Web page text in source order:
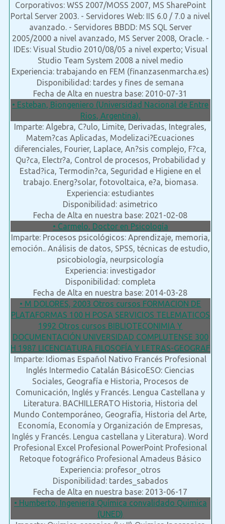
Corporativos: WSS 2007/MOSS 2007, MS SharePoint
Portal Server 2003. - Servidores Web: IIS 6.0 / 7.0 a nivel
avanzado. - Servidores BBDD: MS SQL Server
2005/2000 a nivel avanzado, MS Server 2008, Oracle. -
IDEs: Visual Studio 2010/08/05 a nivel experto; Visual
Studio Team System 2008 a nivel medio
Experiencia: trabajando en FEM (finanzasenmarcha.es)
Disponibilidad: tardes y fines de semana
Fecha de Alta en nuestra base: 2010-07-31
• Esteban, Biongeniero (Universidad Nacional de Entre
Rios, Argentina).
Imparte: Algebra, C?ulo, Limite, Derivadas, Integrales,
Matem?cas Aplicadas, Modelizaci?Ecuaciones
diferenciales, Fourier, Laplace, An?sis complejo, F?ca,
Qu?ca, Electr?a, Control de procesos, Probabilidad y
Estad?ica, Termodin?ca, Seguridad e Higiene en el
trabajo. Energ?solar, fotovoltaica, e?a, biomasa.
Experiencia: estudiantes
Disponibilidad: asimetrico
Fecha de Alta en nuestra base: 2021-02-08
• Carmelo, Doctor en Psicología
Imparte: Procesos psicológicos: Aprendizaje, memoria,
emoción.. Análisis de datos, SPSS, técnicas de estudio,
psicobiología, neurpsicología
Experiencia: investigador
Disponibilidad: completa
Fecha de Alta en nuestra base: 2014-03-28
• M DOLORES, 2003 Otros cursos FORMACION DE
PLATAFORMAS 100 H POSA SERVICIOS TELEMATICOS
1992 Otros cursos BIBLIOTECONIMIA Y
DOCUMENTACIÓN UNIVERSIDAD COMPLUTENSE 300
H 1987 LICENCIATURA FILOSOFÍA Y LETRAS-GEOGRAF
Imparte: Idiomas Español Nativo Francés Profesional
Inglés Intermedio Catalán BásicoESO: Ciencias
Sociales, Geografía e Historia, Procesos de
Comunicación, Inglés y Francés. Lengua Castellana y
Literatura. BACHILLERATO Historia, Historia del
Mundo Contemporáneo, Geografía, Historia del Arte,
Economía, Economía y Organización de Empresas,
Inglés y Francés. Lengua castellana y Literatura). Word
Profesional Excel Profesional PowerPoint Profesional
Retoque fotográfico Profesional Amadeus Básico
Experiencia: profesor_otros
Disponibilidad: tardes_sabados
Fecha de Alta en nuestra base: 2013-06-17
• Humberto, Ingeniería Química convalidado Quimica
(UNED)